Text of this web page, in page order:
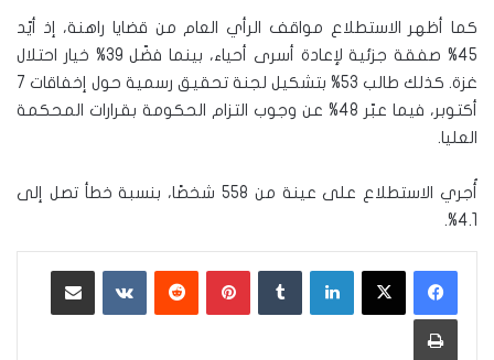
كما أظهر الاستطلاع مواقف الرأي العام من قضايا راهنة، إذ أيّد
45% صفقة جزئية لإعادة أسرى أحياء، بينما فضّل 39% خيار احتلال
غزة. كذلك طالب 53% بتشكيل لجنة تحقيق رسمية حول إخفاقات 7
أكتوبر، فيما عبّر 48% عن وجوب التزام الحكومة بقرارات المحكمة
العليا.
أُجري الاستطلاع على عينة من 558 شخصًا، بنسبة خطأ تصل إلى
4.1%.
لينكدإن بينتيريست ‏VKontakte
طباعة